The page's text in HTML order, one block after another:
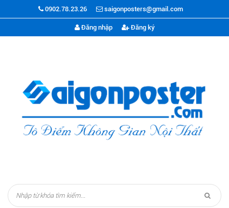
0902.78.23.26 saigonposters@gmail.com
Đăng nhập Đăng ký